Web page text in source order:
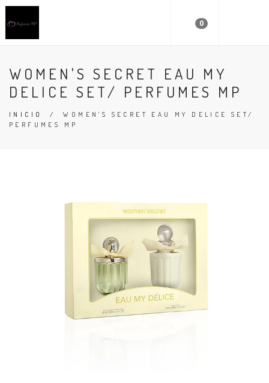
0
WOMEN'S SECRET EAU MY
DELICE SET/ PERFUMES MP
INICIO /WOMEN'S SECRET EAU MY DELICE SET/
PERFUMES MP